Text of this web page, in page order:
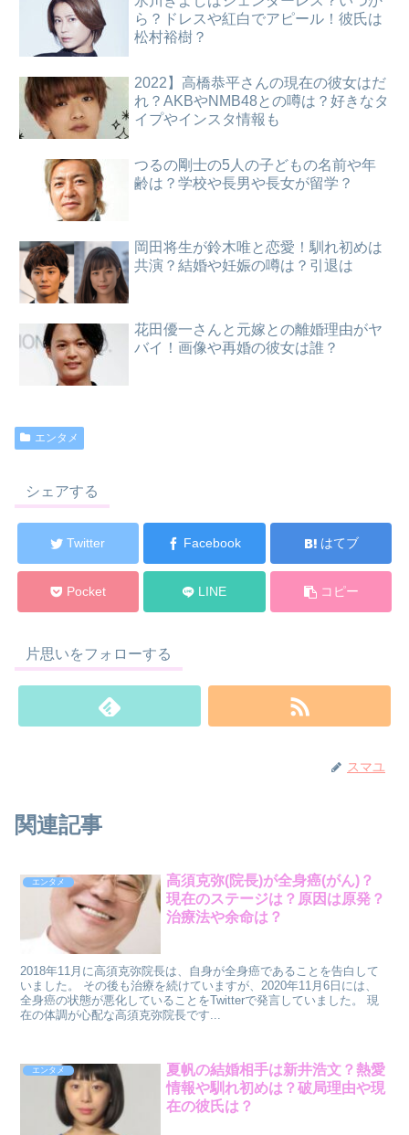
ら？ドレスや紅白でアピール！彼氏は
松村裕樹？
2022】高橋恭平さんの現在の彼女はだ
れ？AKBやNMB48との噂は？好きなタ
イプやインスタ情報も
つるの剛士の5人の子どもの名前や年
齢は？学校や長男や長女が留学？
岡田将生が鈴木唯と恋愛！馴れ初めは
共演？結婚や妊娠の噂は？引退は
花田優一さんと元嫁との離婚理由がヤ
バイ！画像や再婚の彼女は誰？
エンタメ
シェアする
Twitter Facebook はてブ
Pocket LINE コピー
片思いをフォローする
スマユ
関連記事
エンタメ
高須克弥(院長)が全身癌(がん)？
現在のステージは？原因は原発？
治療法や余命は？
2018年11月に高須克弥院長は、自身が全身癌であることを告白して
いました。 その後も治療を続けていますが、2020年11月6日には、
全身癌の状態が悪化していることをTwitterで発言していました。 現
在の体調が心配な高須克弥院長です...
エンタメ
夏帆の結婚相手は新井浩文？熱愛
情報や馴れ初めは？破局理由や現
在の彼氏は？